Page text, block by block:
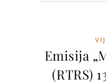
Emisija
(RTRS)